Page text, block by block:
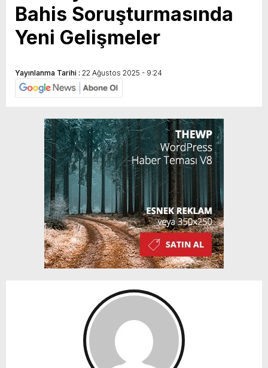
Bahis Soruşturmasında
Yeni Gelişmeler
Yayınlanma Tarihi : 22 Ağustos 2025 - 9:24